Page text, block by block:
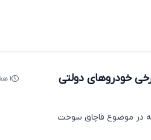
۱ هفته پیش
خودروهای دولتی
در موضوع قاچاق سوخت